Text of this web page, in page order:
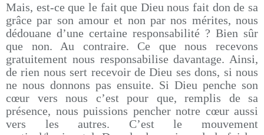
Mais, est-ce que le fait que Dieu nous fait don de sa
grâce par son amour et non par nos mérites, nous
dédouane d’une certaine responsabilité ? Bien sûr
que non. Au contraire. Ce que nous recevons
gratuitement nous responsabilise davantage. Ainsi,
de rien nous sert recevoir de Dieu ses dons, si nous
ne nous donnons pas ensuite. Si Dieu penche son
cœur vers nous c’est pour que, remplis de sa
présence, nous puissions pencher notre cœur aussi
vers les autres. C’est le mouvement